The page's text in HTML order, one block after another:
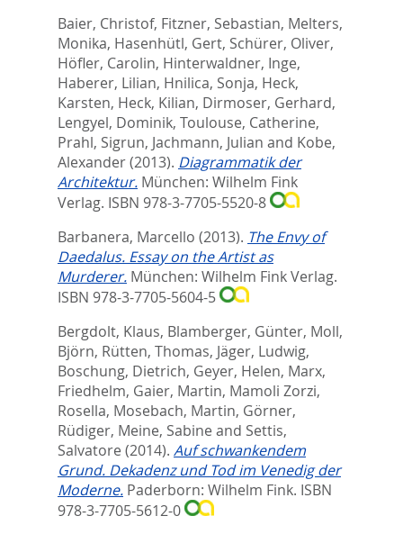
Baier, Christof, Fitzner, Sebastian, Melters,
Monika, Hasenhütl, Gert, Schürer, Oliver,
Höfler, Carolin, Hinterwaldner, Inge,
Haberer, Lilian, Hnilica, Sonja, Heck,
Karsten, Heck, Kilian, Dirmoser, Gerhard,
Lengyel, Dominik, Toulouse, Catherine,
Prahl, Sigrun, Jachmann, Julian and Kobe,
Alexander(2013). Diagrammatik der
Architektur. München: Wilhelm Fink
Verlag. ISBN 978-3-7705-5520-8
Barbanera, Marcello (2013). The Envy of
Daedalus. Essay on the Artist as
Murderer. München: Wilhelm Fink Verlag.
ISBN 978-3-7705-5604-5
Bergdolt, Klaus, Blamberger, Günter, Moll,
Björn, Rütten, Thomas, Jäger, Ludwig,
Boschung, Dietrich, Geyer, Helen, Marx,
Friedhelm, Gaier, Martin, Mamoli Zorzi,
Rosella, Mosebach, Martin, Görner,
Rüdiger, Meine, Sabine and Settis,
Salvatore (2014). Auf schwankendem
Grund. Dekadenz und Tod im Venedig der
Moderne. Paderborn: Wilhelm Fink. ISBN
978-3-7705-5612-0